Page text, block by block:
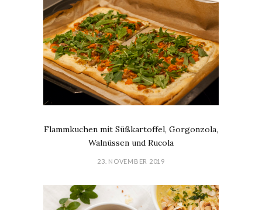
Flammkuchen mit Süßkartoffel, Gorgonzola,
Walnüssen und Rucola
23. NOVEMBER 2019